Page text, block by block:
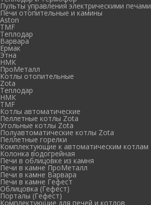
Пульты управления электрическими печами
Печи отопительные и камины
Aston
TMF
Теплодар
Варвара
Ермак
Этна
НМК
ПроМеталл
Котлы отопительные
Zota
Теплодар
НМК
TMF
Котлы автоматические
Пеллетные котлы Zota
Угольные котлы Zota
Полуавтоматические котлы Zota
Пеллетные горелки
Комплектующие к автоматическим котлам
Колонка водогрейная
Печи в облицовке из камня
Печи в камне ПроМеталл
Печи в камне Варвара
Печи в камне Гефест
Облицовка (Гефест)
Порталы (Гефест)
Комплектующие для печей и котлов